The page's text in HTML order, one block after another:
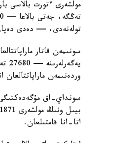
تولەنەدى، — دەدى
سونىمەن قاتار
وردەنىمەن ماراپاتتالعان انالارعا 32000 تەڭگە كولەمىندە
سونداي-اق مۇگەدەكتىگى
اتا-انا قامتىلعان.